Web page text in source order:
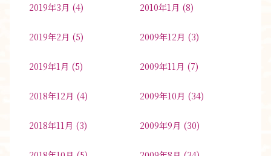
2019年3月 (4)
2019年2月 (5)
2019年1月 (5)
2018年12月 (4)
2018年11月 (3)
2010年1月 (8)
2009年12月 (3)
2009年11月 (7)
2009年10月 (34)
2009年9月 (30)